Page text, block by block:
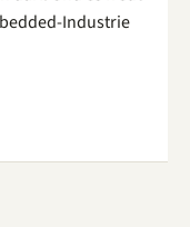
Industrie